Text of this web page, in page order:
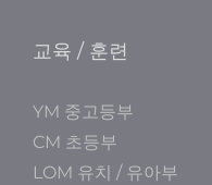
교육 / 훈련
YM 중고등부
CM 초등부
LOM 유치 / 유아부